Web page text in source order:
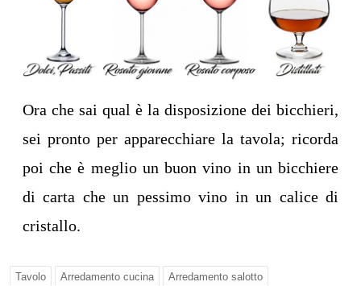
Ora che sai qual è la disposizione dei bicchieri,
sei pronto per apparecchiare la tavola; ricorda
poi che è meglio un buon vino in un bicchiere
di carta che un pessimo vino in un calice di
cristallo.
Tavolo Arredamento cucina Arredamento salotto